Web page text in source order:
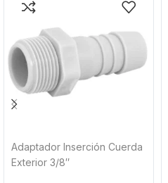
Adaptador Inserción Cuerda
Exterior 3/8″